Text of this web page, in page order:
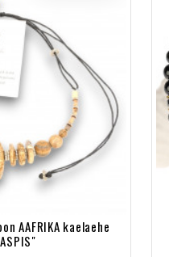
AAFRIKA kaelaehe